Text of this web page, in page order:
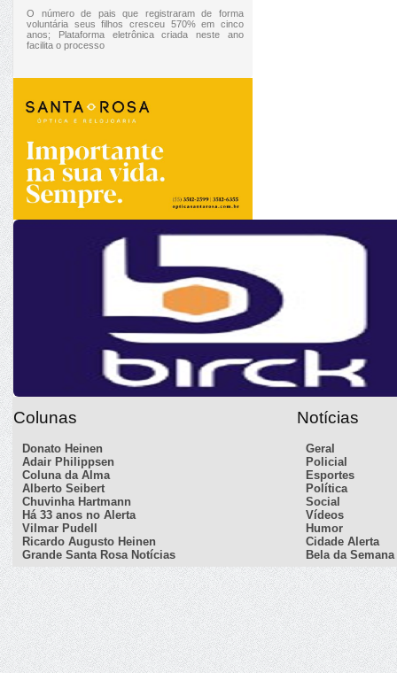
O número de pais que registraram de forma
voluntária seus filhos cresceu 570% em cinco
anos; Plataforma eletrônica criada neste ano
facilita o processo
Colunas
Donato Heinen
Adair Philippsen
Coluna da Alma
Alberto Seibert
Chuvinha Hartmann
Há 33 anos no Alerta
Vilmar Pudell
Ricardo Augusto Heinen
Grande Santa Rosa Notícias
Notícias
Geral
Policial
Esportes
Política
Social
Vídeos
Humor
Cidade Alerta
Bela da Semana